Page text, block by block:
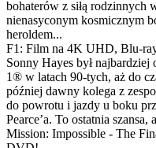
bohaterów z siłą rodzinnych
nienasyconym kosmicznym
heroldem...
F1: Film na 4K UHD, Blu-
Sonny Hayes był
1® w latach 90-tych, aż do
później dawny kolega z
do powrotu i jazdy u boku
Pearce’a. To ostatnia
Mission: Impossible - The